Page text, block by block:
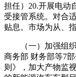
担任）20.开展电动
受接管系统。对合
贴息。市场为从、
（一）加强组织
商务部 财务部等7
则》，加大产物监